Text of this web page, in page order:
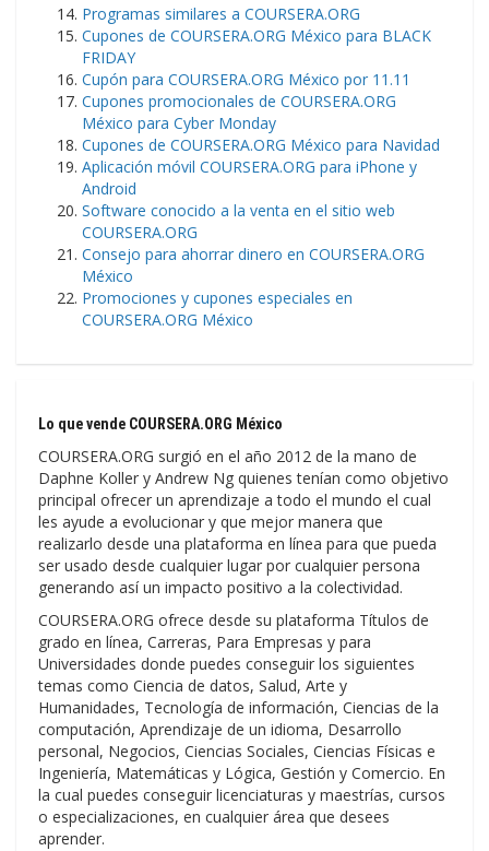
Programas similares a COURSERA.ORG
Cupones de COURSERA.ORG México para BLACK
FRIDAY
Cupón para COURSERA.ORG México por 11.11
Cupones promocionales de COURSERA.ORG
México para Cyber Monday
Cupones de COURSERA.ORG México para Navidad
Aplicación móvil COURSERA.ORG para iPhone y
Android
Software conocido a la venta en el sitio web
COURSERA.ORG
Consejo para ahorrar dinero en COURSERA.ORG
México
Promociones y cupones especiales en
COURSERA.ORG México
Lo que vende COURSERA.ORG México
COURSERA.ORG surgió en el año 2012 de la mano de
Daphne Koller y Andrew Ng quienes tenían como objetivo
principal ofrecer un aprendizaje a todo el mundo el cual
les ayude a evolucionar y que mejor manera que
realizarlo desde una plataforma en línea para que pueda
ser usado desde cualquier lugar por cualquier persona
generando así un impacto positivo a la colectividad.
COURSERA.ORG ofrece desde su plataforma Títulos de
grado en línea, Carreras, Para Empresas y para
Universidades donde puedes conseguir los siguientes
temas como Ciencia de datos, Salud, Arte y
Humanidades, Tecnología de información, Ciencias de la
computación, Aprendizaje de un idioma, Desarrollo
personal, Negocios, Ciencias Sociales, Ciencias Físicas e
Ingeniería, Matemáticas y Lógica, Gestión y Comercio. En
la cual puedes conseguir licenciaturas y maestrías, cursos
o especializaciones, en cualquier área que desees
aprender.